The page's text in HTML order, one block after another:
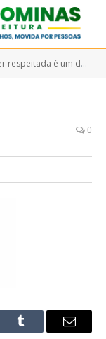
é um direito e todos precisam fazer valer essa conquista
0
Tumblr Email